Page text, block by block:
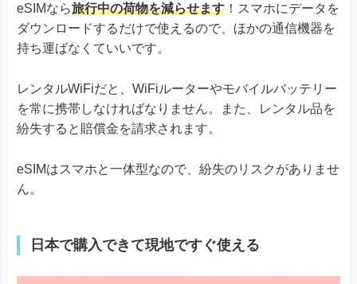
eSIMなら旅行中の荷物を減らせます ！スマホにデータを
ダウンロードするだけで使えるので、ほかの通信機器を
持ち運ばなくていいです。
レンタルWiFiだと、WiFiルーターやモバイルバッテリー
を常に携帯しなければなりません。また、レンタル品を
紛失すると賠償金を請求されます。
eSIMはスマホと一体型なので、紛失のリスクがありませ
ん。
日本で購入できて現地ですぐ使える